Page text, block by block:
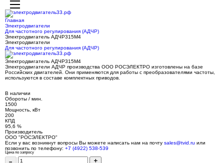
Главная
Электродвигатели
Для частотного регулирования (АДЧР)
Электродвигатель АДЧР315М4
Электродвигатели
Для частотного регулирования (АДЧР)
Электродвигатель АДЧР315М4
Электродвигатели АДЧР производства ООО РОСЭЛЕКТРО изготовлены на базе
Российских двигателей. Они применяются для работы с преобразователями частоты,
используются в составе комплектных приводов.
В наличии
Обороты / мин.
1500
Мощность, кВт
200
КПД
95,6 %
Производитель
ООО "РОСЭЛЕКТРО"
Если у вас возникнут вопросы Вы можете написать нам на почту sales@tvid.ru или
позвонить по телефону: +7 (4922) 538-539
Цена по запросу